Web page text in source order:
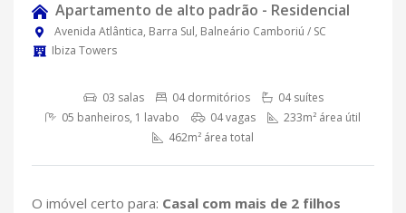
Apartamento de alto padrão - Residencial
Avenida Atlântica, Barra Sul, Balneário Camboriú / SC
Ibiza Towers
03 salas 04 dormitórios
04 suítes
05 banheiros, 1 lavabo
04 vagas
233m² área útil
462m² área total
O imóvel certo para: Casal com mais de 2 filhos